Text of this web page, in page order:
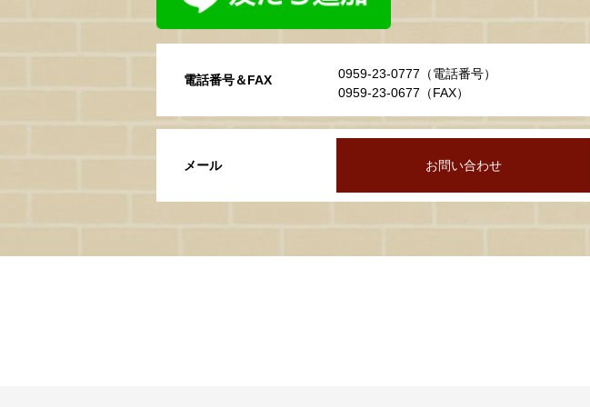
メール お問い合わせ
電話番号＆FAX
0959-23-0777（電話番号）
0959-23-0677（FAX）